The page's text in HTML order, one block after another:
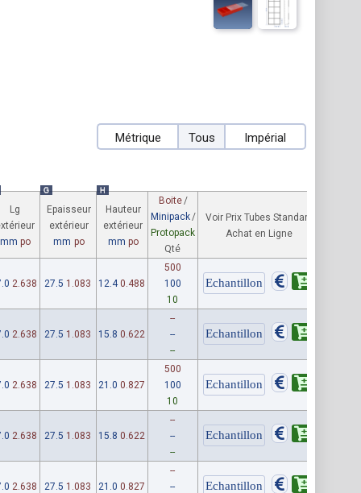
Métrique Tous Impérial
Lg
mm po
G
Epaisseur
extérieur
mm po
H
Hauteur
extérieur
mm po
Boite/
Minipack/
Protopack
Qté
Voir Prix Tubes Standard
Achat en Ligne
2.638 27.5 1.083 12.4 0.488
500
100
10
2.638 27.5 1.083 15.8 0.622
--
--
--
2.638 27.5 1.083 21.0 0.827
500
100
10
2.638 27.5 1.083 15.8 0.622
--
--
--
2.638 27.5 1.083 21.0 0.827
--
--